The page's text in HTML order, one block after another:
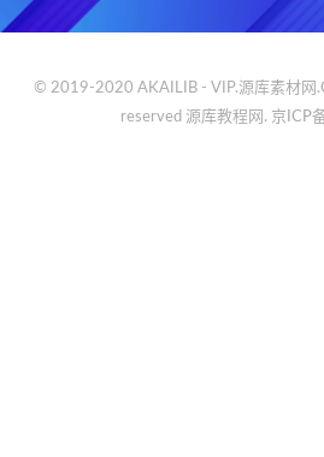
© 2019-2020 AKAILIB - VIP.源库素材网
reserved 源库教程网. 京ICP